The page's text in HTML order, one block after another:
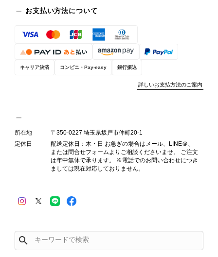
検品方法と状態の伝え方を改めて見直
す。 オンラインでも安心して商品を
態確認とご案内に努めてまいります。
商品が直ぐに届きました。思った以上に素敵なお品でした。また
ご縁が有りましたら宜しくお願い致します。
た以上に素敵なお品でした」とのお言
葉をいただき、スタッフ一同とても嬉
お支払い方法について
キャリア決済 コンビニ・Pay-easy 銀行振込
詳しいお支払方法のご案内
所在地
〒350-0227 埼玉県坂戸市仲町20-1
定休日
配送定休日：木・日 お急ぎの場合はメール、LINE＠、
または問合せフォームよりご相談くださいませ。 ご注文
は年中無休で承ります。 ※電話でのお問い合わせにつき
ましては現在対応しておりません。
search